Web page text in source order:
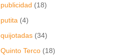
publicidad (18)
putita (4)
quijotadas (34)
Quinto Terco (18)